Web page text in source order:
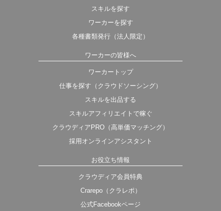
スキルを探す
ワーカーを探す
各種書類発行（法人限定）
ワーカーの皆様へ
ワーカートップ
仕事を探す（クラウドソーシング）
スキルを出品する
スキルアフィリエイトで稼ぐ
クラウディアPRO（高単価マッチング）
採用オンラインアシスタント
お役立ち情報
クラウディア会員特典
Crarepo（クラレポ）
公式Facebookページ